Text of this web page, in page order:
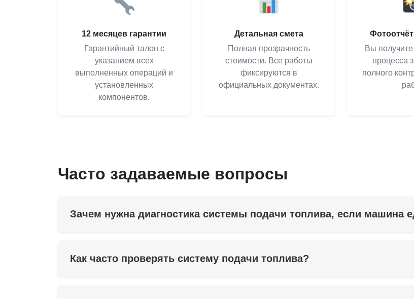
12 месяцев гарантии
Гарантийный талон с
указанием всех
выполненных операций и
установленных
компонентов.
Детальная смета
Полная прозрачность
стоимости. Все работы
фиксируются в
официальных документах.
Вы
процесса
полного
Часто задаваемые вопросы
Зачем нужна диагностика системы подачи топлива, если машина
Как часто проверять систему подачи топлива?